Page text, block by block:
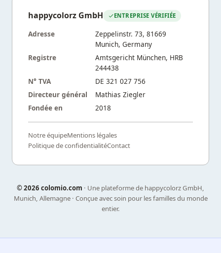
happycolorz GmbH ENTREPRISE VÉRIFIÉE
Adresse
Zeppelinstr. 73, 81669
Munich, Germany
Registre
Amtsgericht München, HRB
244438
N° TVA
DE 321 027 756
Directeur général
Mathias Ziegler
Fondée en
2018
Notre équipeMentions légales
Politique de confidentialitéContact
©2026 colomio.com · Une plateforme de happycolorz GmbH,
Munich, Allemagne · Conçue avec soin pour les familles du monde
entier.